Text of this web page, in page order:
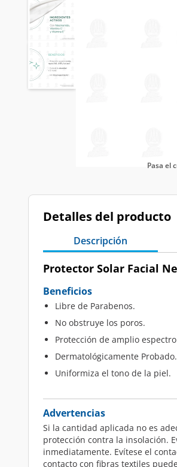
Pasa el
Detalles del producto
Descripción
Protector Solar Facial
Beneficios
Libre de Parabenos.
No obstruye los poros.
Protección de amplio
Dermatológicamente Probado.
Uniformiza el tono de la piel.
Advertencias
Si la cantidad aplicada no es
protección contra la insolación.
inmediatamente. Evítese el
contacto con fibras textiles